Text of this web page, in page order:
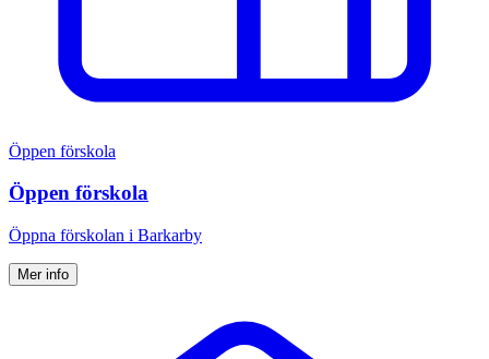
Öppen förskola
Öppen förskola
Öppna för­skolan i Barkarby
Mer info